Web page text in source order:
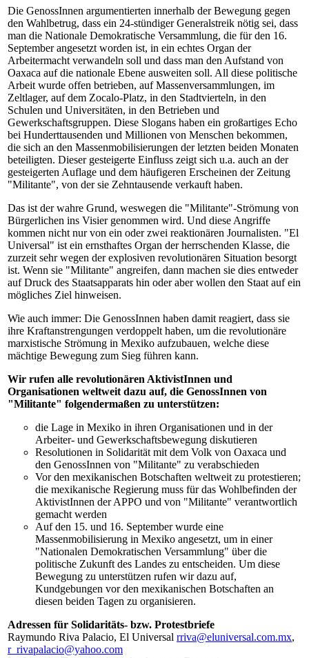
Die GenossInnen argumentierten innerhalb der Bewegung gegen
den Wahlbetrug, dass ein 24-stündiger Generalstreik nötig sei, dass
man die Nationale Demokratische Versammlung, die für den 16.
September angesetzt worden ist, in ein echtes Organ der
Arbeitermacht verwandeln soll und dass man den Aufstand von
Oaxaca auf die nationale Ebene ausweiten soll. All diese politische
Arbeit wurde offen betrieben, auf Massenversammlungen, im
Zeltlager, auf dem Zocalo-Platz, in den Stadtvierteln, in den
Schulen und Universitäten, in den Betrieben und
Gewerkschaftsgruppen. Diese Slogans haben ein großartiges Echo
bei Hunderttausenden und Millionen von Menschen bekommen,
die sich an den Massenmobilisierungen der letzten beiden Monaten
beteiligten. Dieser gesteigerte Einfluss zeigt sich u.a. auch an der
gesteigerten Auflage und dem häufigeren Erscheinen der Zeitung
"Militante", von der sie Zehntausende verkauft haben.
Das ist der wahre Grund, weswegen die "Militante"-Strömung von
Bürgerlichen ins Visier genommen wird. Und diese Angriffe
kommen nicht nur von ein oder zwei reaktionären Journalisten. "El
Universal" ist ein ernsthaftes Organ der herrschenden Klasse, die
zurzeit sehr wegen der explosiven revolutionären Situation besorgt
ist. Wenn sie "Militante" angreifen, dann machen sie dies entweder
auf Druck des Staatsapparats hin oder aber wollen den Staat auf ein
mögliches Ziel hinweisen.
Wie auch immer: Die GenossInnen haben damit reagiert, dass sie
ihre Kraftanstrengungen verdoppelt haben, um die revolutionäre
marxistische Strömung in Mexiko aufzubauen, welche diese
mächtige Bewegung zum Sieg führen kann.
Wir rufen alle revolutionären AktivistInnen und
Organisationen weltweit dazu auf, die GenossInnen von
"Militante" folgendermaßen zu unterstützen:
die Lage in Mexiko in ihren Organisationen und in der
Arbeiter- und Gewerkschaftsbewegung diskutieren
Resolutionen in Solidarität mit dem Volk von Oaxaca und
den GenossInnen von "Militante" zu verabschieden
Vor den mexikanischen Botschaften weltweit zu protestieren;
die mexikanische Regierung muss für das Wohlbefinden der
AktivistInnen der APPO und von "Militante" verantwortlich
gemacht werden
Auf den 15. und 16. September wurde eine
Massenmobilisierung in Mexiko angesetzt, um in einer
"Nationalen Demokratischen Versammlung" über die
politische Zukunft des Landes zu entscheiden. Um diese
Bewegung zu unterstützen rufen wir dazu auf,
Kundgebungen vor den mexikanischen Botschaften an
diesen beiden Tagen zu organisieren.
Adressen für Solidaritäts- bzw. Protestbriefe
Raymundo Riva Palacio, El Universal rriva@eluniversal.com.mx,
r_rivapalacio@yahoo.com